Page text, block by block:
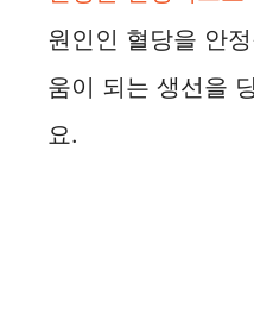
원인인 혈당을 안
움이 되는 생선을
요.